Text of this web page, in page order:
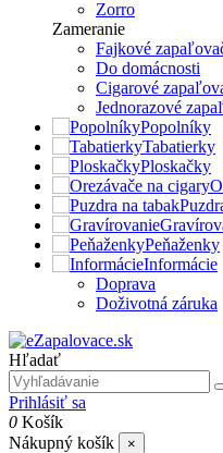
Zorro
Zameranie
Fajkové
Do domácnosti
Cigarové
Jednorazové
Popolníky
Tabatierky
Ploskačky
Peňaženky
Informácie
Doprava
Doživotná záruka
Hľadať
Prihlásiť sa
0 Košík
Nákupný košík
×